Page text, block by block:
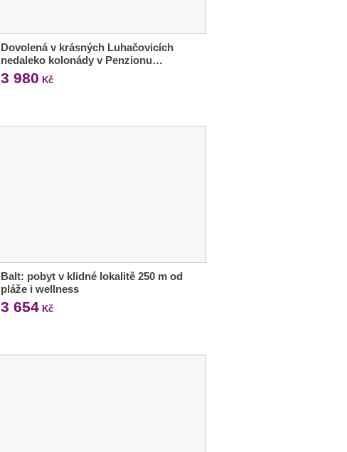
Dovolená v krásných Luhačovicích
nedaleko kolonády v Penzionu…
3 980 Kč
Balt: pobyt v klidné lokalitě 250 m od
pláže i wellness
3 654 Kč